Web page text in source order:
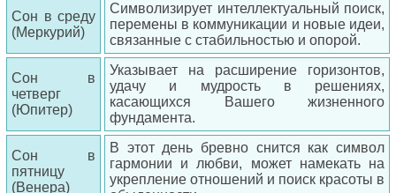
Сон в среду
(Меркурий)
Символизирует интеллектуальный поиск,
перемены в коммуникации и новые идеи,
связанные с стабильностью и опорой.
Сон в
четверг
(Юпитер)
Указывает на расширение горизонтов,
удачу и мудрость в решениях,
касающихся Вашего жизненного
фундамента.
Сон в
пятницу
(Венера)
В этот день бревно снится как символ
гармонии и любви, может намекать на
укрепление отношений и поиск красоты в